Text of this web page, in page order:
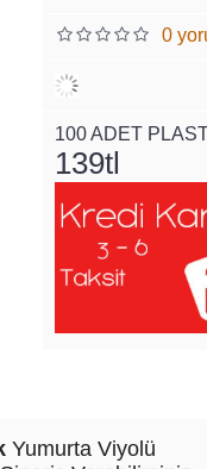
0
100 ADET
139tl
Yumurta Viyolü